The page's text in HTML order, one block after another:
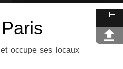
occupe ses locaux